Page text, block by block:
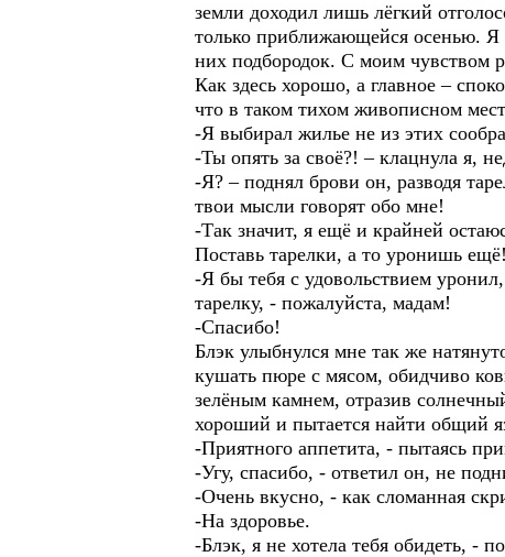
земли доходил лишь лёгкий
только приближающейся осенью. Я
них подбородок. С моим чувством
Как здесь хорошо, а главное –
что в таком тихом живописном
-Я выбирал жилье не из этих
-Ты опять за своё?! – клацнула я,
-Я? – поднял брови он, разводя
твои мысли говорят обо мне!
-Так значит, я ещё и крайней
Поставь тарелки, а то уронишь ещё!
-Я бы тебя с удовольствием
тарелку, - пожалуйста, мадам!
-Спасибо!
Блэк улыбнулся мне так же
кушать пюре с мясом, обидчиво
зелёным камнем, отразив
хороший и пытается найти общий
-Приятного аппетита, - пытаясь
-Угу, спасибо, - ответил он, не
-Очень вкусно, - как сломанная
-На здоровье.
-Блэк, я не хотела тебя обидеть, -